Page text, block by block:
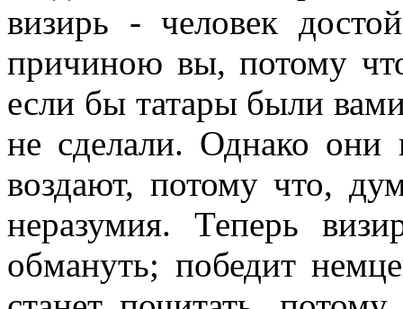
визирь - человек
причиною вы, потому
если бы татары были
не сделали. Однако они
воздают, потому что,
неразумия. Теперь
обмануть; победит